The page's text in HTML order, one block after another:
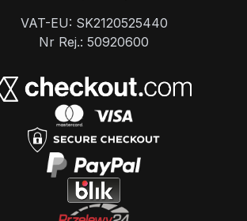
VAT-EU: SK2120525440
Nr Rej.: 50920600